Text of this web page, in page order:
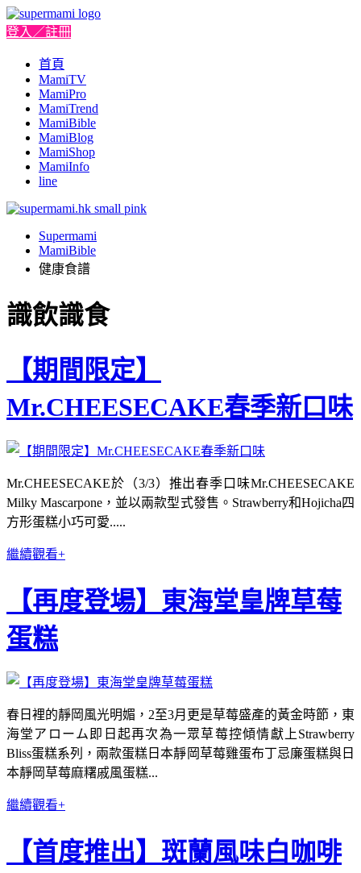
登入／註冊
首頁
MamiTV
MamiPro
MamiTrend
MamiBible
MamiBlog
MamiShop
MamiInfo
line
Supermami
MamiBible
健康食譜
識飲識食
【期間限定】
Mr.CHEESECAKE春季新口味
Mr.CHEESECAKE於（3/3）推出春季口味Mr.CHEESECAKE
Milky Mascarpone，並以兩款型式發售。Strawberry和Hojicha四
方形蛋糕小巧可愛.....
繼續觀看+
【再度登場】東海堂皇牌草莓
蛋糕
春日裡的靜岡風光明媚，2至3月更是草莓盛產的黃金時節，東
海堂アローム即日起再次為一眾草莓控傾情獻上Strawberry
Bliss蛋糕系列，兩款蛋糕日本靜岡草莓雞蛋布丁忌廉蛋糕與日
本靜岡草莓麻糬戚風蛋糕...
繼續觀看+
【首度推出】斑蘭風味白咖啡